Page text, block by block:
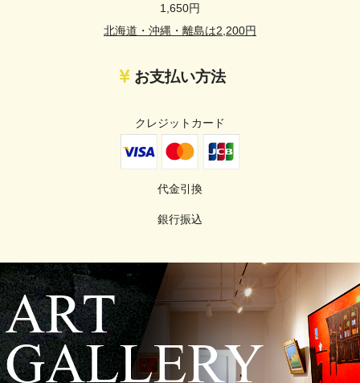
1,650円
北海道・沖縄・離島は2,200円
お支払い方法
クレジットカード
代金引換
銀行振込